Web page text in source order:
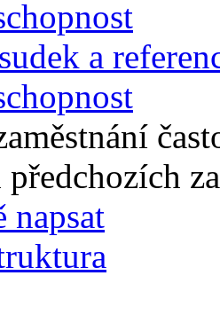
a
předchozích